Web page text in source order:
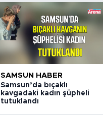
SAMSUN HABER
Samsun’da bıçaklı
kavgadaki kadın şüpheli
tutuklandı